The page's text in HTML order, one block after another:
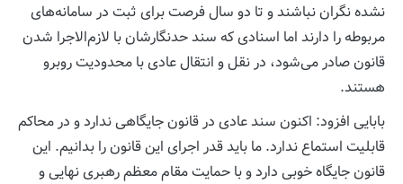
نشده نگران نباشند و تا دو سال فرصت برای ثبت در سامانه‌های
مربوطه را دارند اما اسنادی که سند حدنگارشان با لازم‌الاجرا شدن
قانون صادر می‌شود، در نقل و انتقال عادی با محدودیت روبرو
هستند.
بابایی افزود: اکنون سند عادی در قانون جایگاهی ندارد و در محاکم
قابلیت استماع ندارد. ما باید قدر اجرای این قانون را بدانیم. این
قانون جایگاه خوبی دارد و با حمایت مقام معظم رهبری نهایی و